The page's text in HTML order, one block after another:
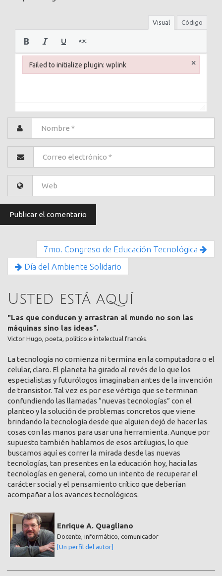
Visual Código
7mo. Congreso de Educación Tecnológica
Día del Ambiente Solidario
Usted está aquí
"Las que conducen y arrastran al mundo no son las
máquinas sino las ideas".
Victor Hugo, poeta, político e intelectual francés.
La tecnología no comienza ni termina en la computadora o el
celular, claro. El planeta ha girado al revés de lo que los
especialistas y futurólogos imaginaban antes de la invención
de transistor. Tal vez es por ese vértigo que se terminan
confundiendo las llamadas “nuevas tecnologías” con el
planteo y la solución de problemas concretos que viene
brindando la tecnología desde que alguien dejó de hacer las
cosas con las manos para usar una herramienta. Aunque por
supuesto también hablamos de esos artilugios, lo que
buscamos aquí es correr la mirada desde las nuevas
tecnologías, tan presentes en la educación hoy, hacia las
tecnologías en general, como un intento de recuperar el
carácter social y el pensamiento crítico que deberían
acompañar a los avances tecnológicos.
Enrique A. Quagliano
Docente, informático, comunicador
[Un perfil del autor]
Failed to initialize plugin: wplink ×
Failed to initialize plugin: wplink